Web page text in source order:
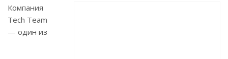
Компания
Tech Team
— один из